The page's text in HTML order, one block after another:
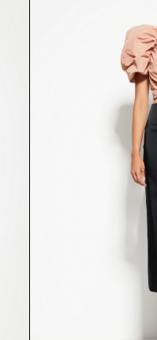
ЮБКА
54612